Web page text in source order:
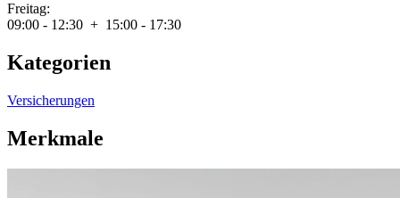
Freitag:
09:00 - 12:30 + 15:00 - 17:30
Kategorien
Versicherungen
Merkmale